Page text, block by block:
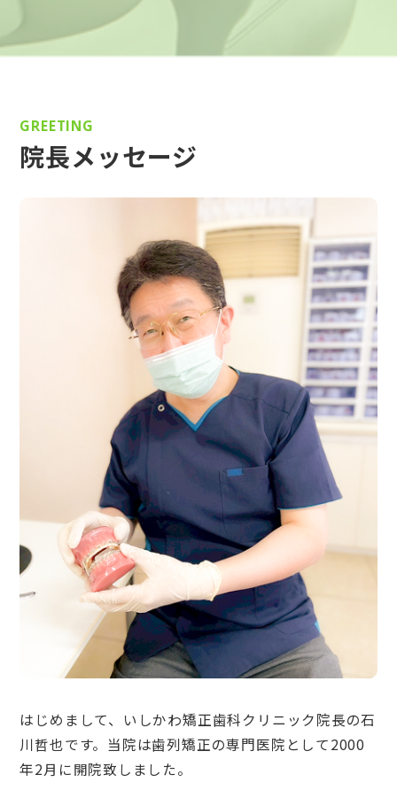
GREETING
院長メッセージ
はじめまして、いしかわ矯正歯科クリニック院長の石
川哲也です。当院は歯列矯正の専門医院として2000
年2月に開院致しました。